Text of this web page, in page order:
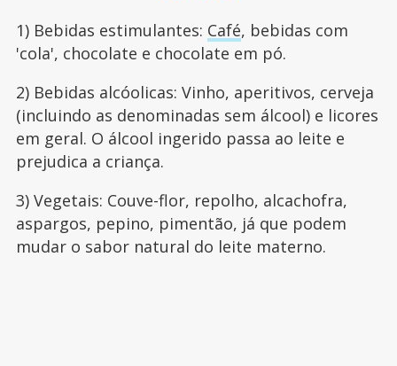
1) Bebidas estimulantes: Café, bebidas com
'cola', chocolate e chocolate em pó.
2) Bebidas alcóolicas: Vinho, aperitivos, cerveja
(incluindo as denominadas sem álcool) e licores
em geral. O álcool ingerido passa ao leite e
prejudica a criança.
3) Vegetais: Couve-flor, repolho, alcachofra,
aspargos, pepino, pimentão, já que podem
mudar o sabor natural do leite materno.